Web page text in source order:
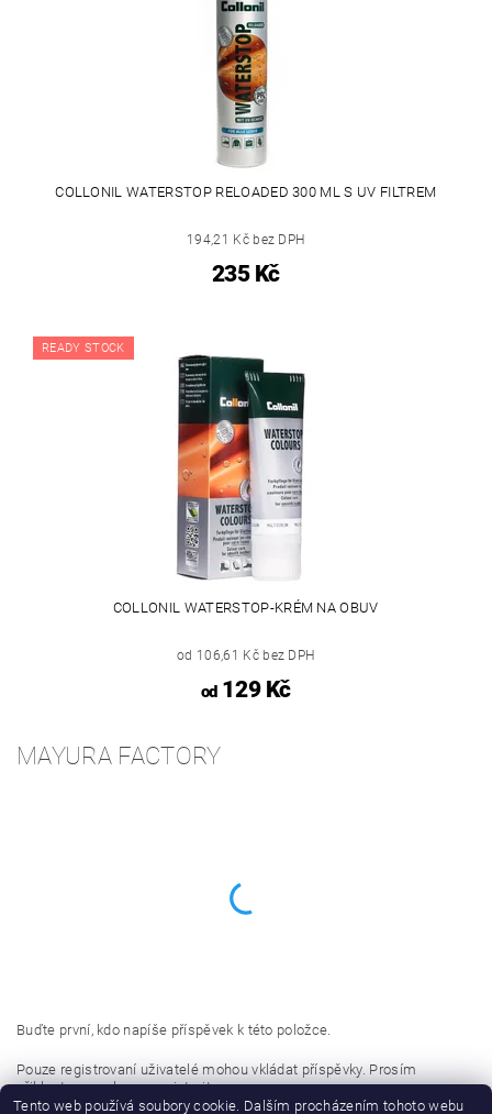
COLLONIL WATERSTOP RELOADED 300 ML S UV FILTREM
194,21 Kč bez DPH
235 Kč
READY STOCK
COLLONIL WATERSTOP-KRÉM NA OBUV
od 106,61 Kč bez DPH
od129 Kč
MAYURA FACTORY
Buďte první, kdo napíše příspěvek k této položce.
Pouze registrovaní uživatelé mohou vkládat příspěvky. Prosím
přihlaste senebo seregistrujte.
Tento web používá soubory cookie. Dalším procházením tohoto webu